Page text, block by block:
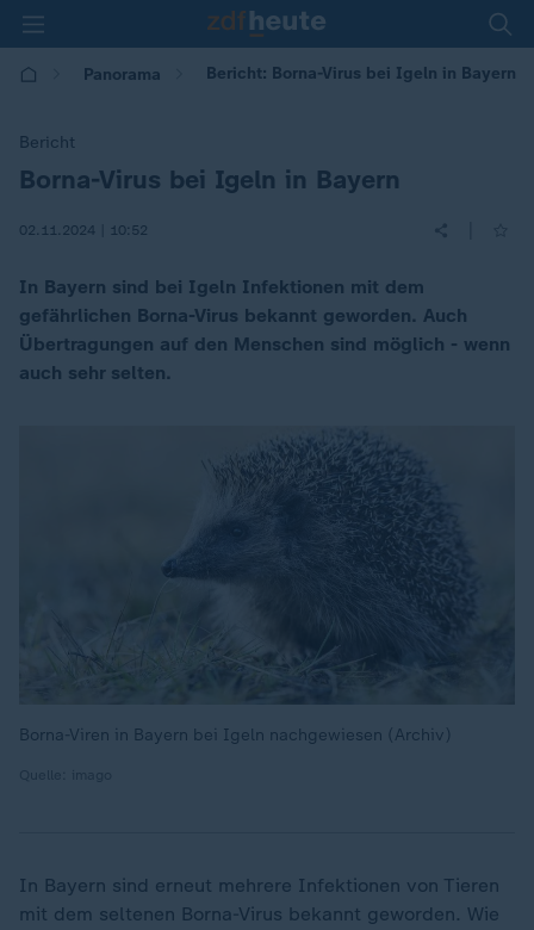
Panorama Bericht: Borna-Virus bei Igeln in Bayern
Bericht
:Borna-Virus bei Igeln in Bayern
02.11.2024 | 10:52
In Bayern sind bei Igeln Infektionen mit dem
gefährlichen Borna-Virus bekannt geworden. Auch
Übertragungen auf den Menschen sind möglich - wenn
auch sehr selten.
Borna-Viren in Bayern bei Igeln nachgewiesen (Archiv)
In Bayern sind erneut mehrere Infektionen von Tieren
mit dem seltenen Borna-Virus bekannt geworden. Wie